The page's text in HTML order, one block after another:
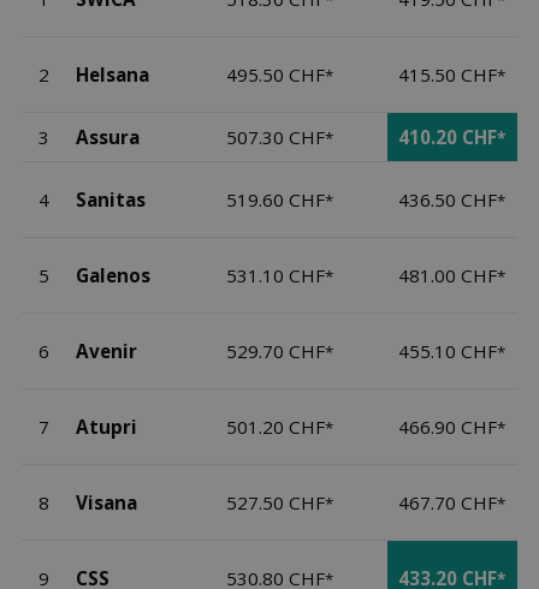
2 Helsana 495.50 CHF* 415.50 CHF*
3 Assura 507.30 CHF* 410.20 CHF*
4 Sanitas 519.60 CHF* 436.50 CHF*
5 Galenos 531.10 CHF* 481.00 CHF*
6 Avenir 529.70 CHF* 455.10 CHF*
7 Atupri 501.20 CHF* 466.90 CHF*
8 Visana 527.50 CHF* 467.70 CHF*
9 CSS 530.80 CHF* 433.20 CHF*